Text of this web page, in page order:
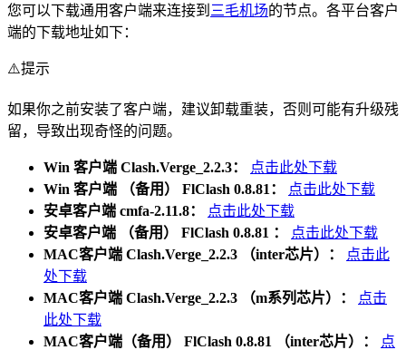
您可以下载通用客户端来连接到 三毛机场的节点。各平台客户
端的下载地址如下：
⚠️提示
如果你之前安装了客户端，建议卸载重装，否则可能有升级残
留，导致出现奇怪的问题。
Win 客户端 Clash.Verge_2.2.3：
点击此处下载
Win 客户端 （备用） FlClash 0.8.81：
点击此处下载
安卓客户端 cmfa-2.11.8：
点击此处下载
安卓客户端 （备用） FlClash 0.8.81 ：
点击此处下载
MAC客户端 Clash.Verge_2.2.3 （inter芯片）：
点击此
处下载
MAC客户端 Clash.Verge_2.2.3 （m系列芯片）：
点击
此处下载
MAC客户端（备用） FlClash 0.8.81 （inter芯片）：
点